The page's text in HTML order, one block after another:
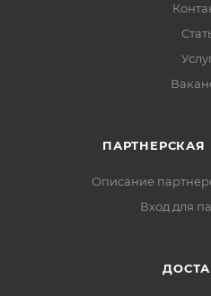
Описание
Вход для